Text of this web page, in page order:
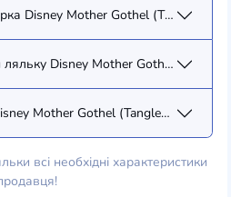
Disney Mother Gothel (Tangled)
Disney Mother Gothel
Mother Gothel (Tangled) Limited
всі необхідні характеристики